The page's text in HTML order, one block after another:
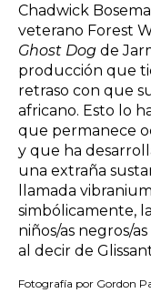
Chadwick
veterano Forest
Ghost Dog de
producción que
retraso con que
africano. Esto lo
que permanece
y que ha
una extraña
llamada
simbólicamente,
niños/as negros/
al decir de
Fotografía por Gordon